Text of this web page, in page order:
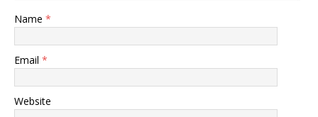
Name *
Email *
Website